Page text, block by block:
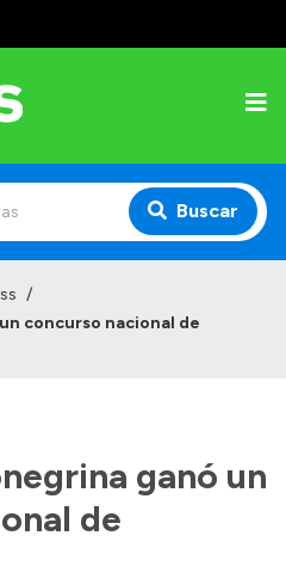
Buscar
/
concurso nacional de
ganó un
de